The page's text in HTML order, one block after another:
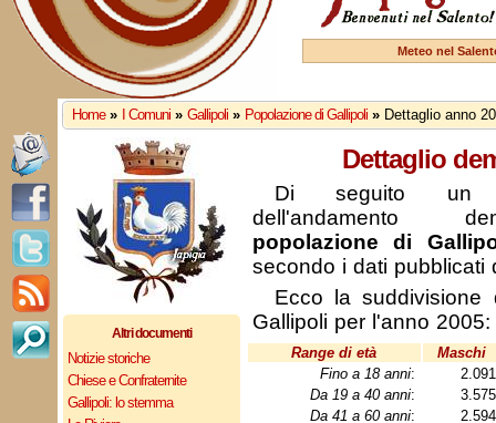
Meteo nel
Home » I Comuni » Gallipoli » Popolazione di Gallipoli » Dettaglio anno
Altri documenti
Notizie storiche
Chiese e Confraternite
Gallipoli: lo stemma
Dettaglio
Di seguito un
dell'andamento
popolazione di
secondo i dati pubblicati
Ecco la suddivisione
Gallipoli per l'anno 2005:
Range di età
Maschi
Fino a 18 anni:
Da 19 a 40 anni:
Da 41 a 60 anni: